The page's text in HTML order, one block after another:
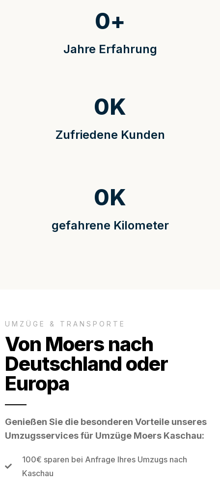
Jahre Erfahrung
0+
Zufriedene Kunden
0K
gefahrene Kilometer
0K
UMZÜGE & TRANSPORTE
Von Moers nach
Deutschland oder
Europa
Genießen Sie die besonderen Vorteile unseres
Umzugsservices für Umzüge Moers Kaschau:
100€ sparen bei Anfrage Ihres Umzugs nach
Kaschau